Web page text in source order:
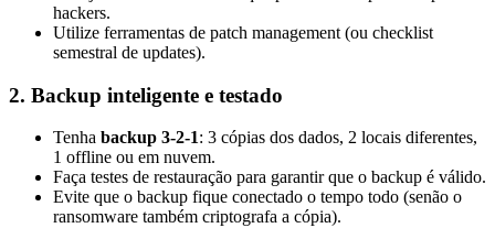
hackers.
Utilize ferramentas de patch management (ou checklist
semestral de updates).
2. Backup inteligente e testado
Tenha backup 3-2-1: 3 cópias dos dados, 2 locais diferentes,
1 offline ou em nuvem.
Faça testes de restauração para garantir que o backup é válido.
Evite que o backup fique conectado o tempo todo (senão o
ransomware também criptografa a cópia).